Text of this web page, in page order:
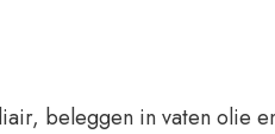
beleggen in vaten olie